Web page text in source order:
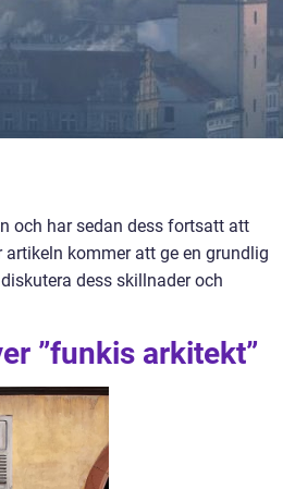
och har sedan dess fortsatt att
kommer att ge en grundlig
dess skillnader och
”funkis arkitekt”